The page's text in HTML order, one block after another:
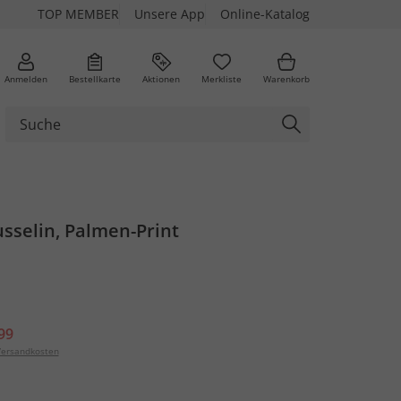
TOP MEMBER Unsere App Online-Katalog
Anmelden Bestellkarte Aktionen Merkliste Warenkorb
Palmen-Print